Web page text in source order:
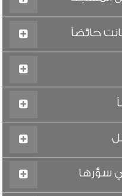
حائضاً
سؤرها